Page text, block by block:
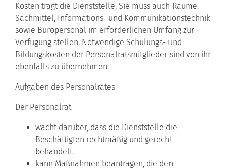
Kosten trägt die Dienststelle. Sie muss auch Räume,
Sachmittel, Informations- und Kommunikationstechnik
sowie Büropersonal im erforderlichen Umfang zur
Verfügung stellen. Notwendige Schulungs- und
Bildungskosten der Personalratsmitglieder sind von ihr
ebenfalls zu übernehmen.
Aufgaben des Personalrates
Der Personalrat
wacht darüber, dass die Dienststelle die
Beschäftigten rechtmäßig und gerecht
behandelt.
kann Maßnahmen beantragen, die den